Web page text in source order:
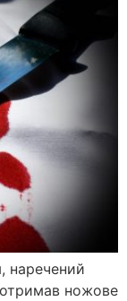
наречений
отримав ножове